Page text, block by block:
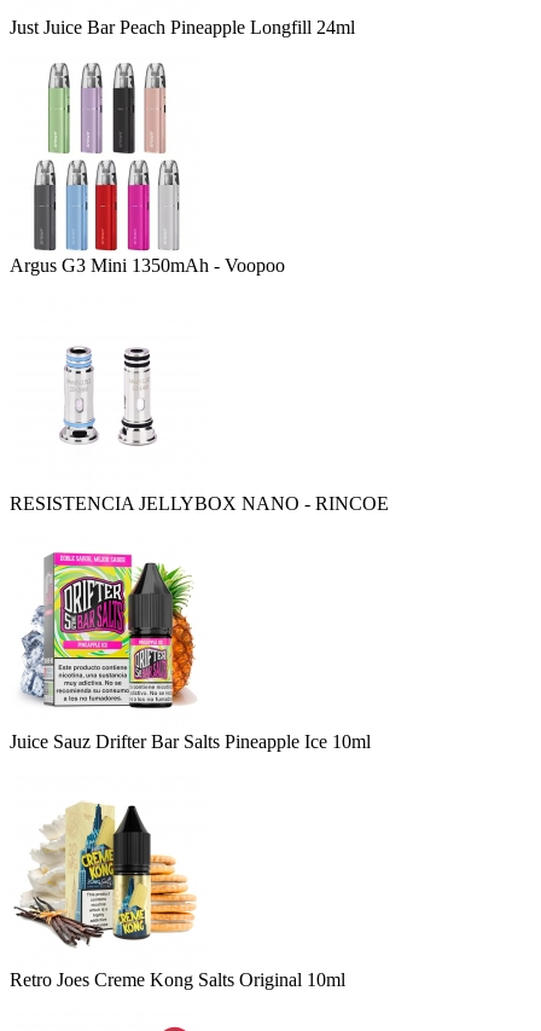
Just Juice Bar Peach Pineapple Longfill 24ml
Argus G3 Mini 1350mAh - Voopoo
RESISTENCIA JELLYBOX NANO - RINCOE
Juice Sauz Drifter Bar Salts Pineapple Ice 10ml
Retro Joes Creme Kong Salts Original 10ml